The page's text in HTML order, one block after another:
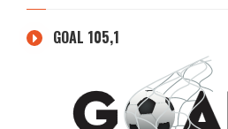
GOAL 105,1